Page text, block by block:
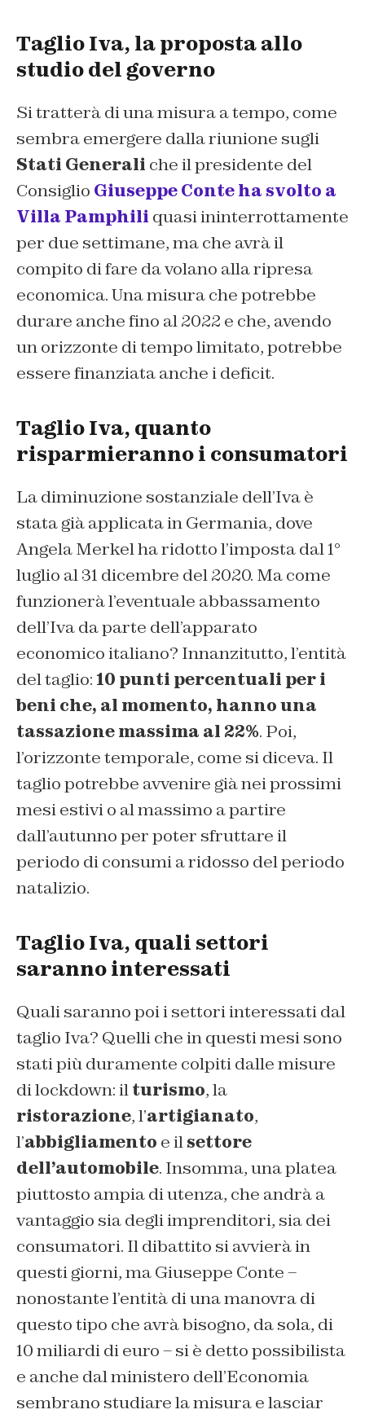
Taglio Iva, la proposta allo
studio del governo
Si tratterà di una misura a tempo, come
sembra emergere dalla riunione sugli
Stati Generali che il presidente del
Consiglio Giuseppe Conte ha svolto a
Villa Pamphili quasi ininterrottamente
per due settimane, ma che avrà il
compito di fare da volano alla ripresa
economica. Una misura che potrebbe
durare anche fino al 2022 e che, avendo
un orizzonte di tempo limitato, potrebbe
essere finanziata anche i deficit.
Taglio Iva, quanto
risparmieranno i consumatori
La diminuzione sostanziale dell’Iva è
stata già applicata in Germania, dove
Angela Merkel ha ridotto l’imposta dal 1°
luglio al 31 dicembre del 2020. Ma come
funzionerà l’eventuale abbassamento
dell’Iva da parte dell’apparato
economico italiano? Innanzitutto, l’entità
del taglio: 10 punti percentuali per i
beni che, al momento, hanno una
tassazione massima al 22%. Poi,
l’orizzonte temporale, come si diceva. Il
taglio potrebbe avvenire già nei prossimi
mesi estivi o al massimo a partire
dall’autunno per poter sfruttare il
periodo di consumi a ridosso del periodo
natalizio.
Taglio Iva, quali settori
saranno interessati
Quali saranno poi i settori interessati dal
taglio Iva? Quelli che in questi mesi sono
stati più duramente colpiti dalle misure
di lockdown: ilturismo, la
ristorazione, l’artigianato,
l’abbigliamento e ilsettore
dell’automobile. Insomma, una platea
piuttosto ampia di utenza, che andrà a
vantaggio sia degli imprenditori, sia dei
consumatori. Il dibattito si avvierà in
questi giorni, ma Giuseppe Conte –
nonostante l’entità di una manovra di
questo tipo che avrà bisogno, da sola, di
10 miliardi di euro – si è detto possibilista
e anche dal ministero dell’Economia
sembrano studiare la misura e lasciar